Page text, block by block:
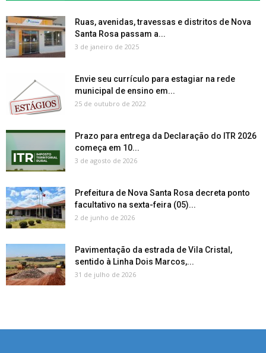
Ruas, avenidas, travessas e distritos de Nova
Santa Rosa passam a...
3 de janeiro de 2025
Envie seu currículo para estagiar na rede
municipal de ensino em...
25 de outubro de 2022
Prazo para entrega da Declaração do ITR 2026
começa em 10...
3 de agosto de 2026
Prefeitura de Nova Santa Rosa decreta ponto
facultativo na sexta-feira (05)...
2 de junho de 2026
Pavimentação da estrada de Vila Cristal,
sentido à Linha Dois Marcos,...
31 de julho de 2026